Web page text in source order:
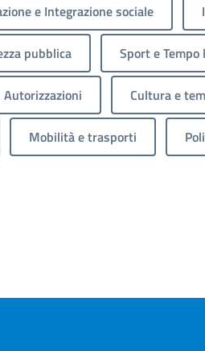
e Integrazione sociale
pubblica Sport e Tempo
Autorizzazioni Cultura e
Mobilità e trasporti